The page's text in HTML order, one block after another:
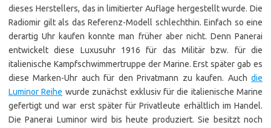
dieses Herstellers, das in limitierter Auflage hergestellt wurde. Die
Radiomir gilt als das Referenz-Modell schlechthin. Einfach so eine
derartig Uhr kaufen konnte man früher aber nicht. Denn Panerai
entwickelt diese Luxusuhr 1916 für das Militär bzw. für die
italienische Kampfschwimmertruppe der Marine. Erst später gab es
diese Marken-Uhr auch für den Privatmann zu kaufen. Auch die
Luminor Reihe wurde zunächst exklusiv für die italienische Marine
gefertigt und war erst später für Privatleute erhältlich im Handel.
Die Panerai Luminor wird bis heute produziert. Sie besitzt noch